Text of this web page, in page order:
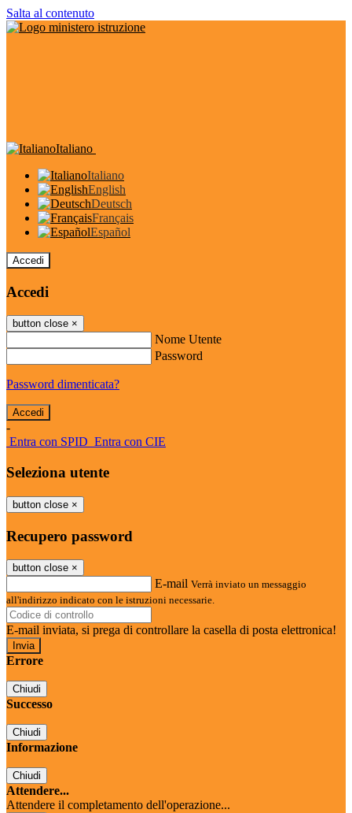
Salta al contenuto
Italiano
Italiano
English
Deutsch
Français
Español
Accedi
Accedi
button close ×
Nome Utente
Password
Password dimenticata?
-
Entra con SPID Entra con CIE
Seleziona utente
button close ×
Recupero password
button close ×
E-mail Verrà inviato un messaggio
all'indirizzo indicato con le istruzioni necessarie.
E-mail inviata, si prega di controllare la casella di posta elettronica!
Errore
Chiudi
Successo
Chiudi
Informazione
Chiudi
Attendere...
Attendere il completamento dell'operazione...